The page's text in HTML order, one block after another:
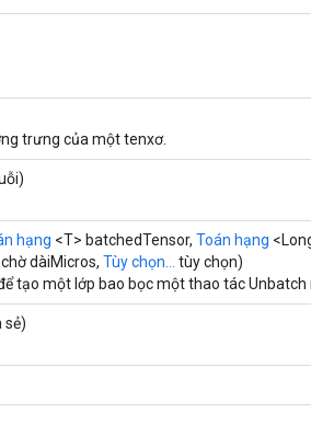
trưng của một tenxơ.
hạng <T> batchedTensor, Toán hạng
dàiMicros, Tùy chọn...
tùy chọn)
tạo một lớp bao bọc một thao tác Unbatch
sẻ)